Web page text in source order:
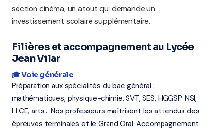
section cinéma, un atout qui demande un
investissement scolaire supplémentaire.
Filières et accompagnement au Lycée
Jean Vilar
🎓 Voie générale
Préparation aux spécialités du bac général :
mathématiques, physique-chimie, SVT, SES, HGGSP, NSI,
LLCE, arts... Nos professeurs maîtrisent les attendus des
épreuves terminales et le Grand Oral. Accompagnement